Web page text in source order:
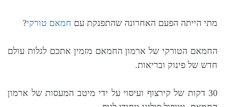
מתי הייתה הפעם האחרונה שהתפנקת עם חמאם טורקי?
החמאם הטורקי של ארמון החמאם מזמין אתכם לגלות עולם
חדש של פינוק ובריאות.
30 דקות של קירצוף ועיסוי על ידי מיטב המעסות של ארמון